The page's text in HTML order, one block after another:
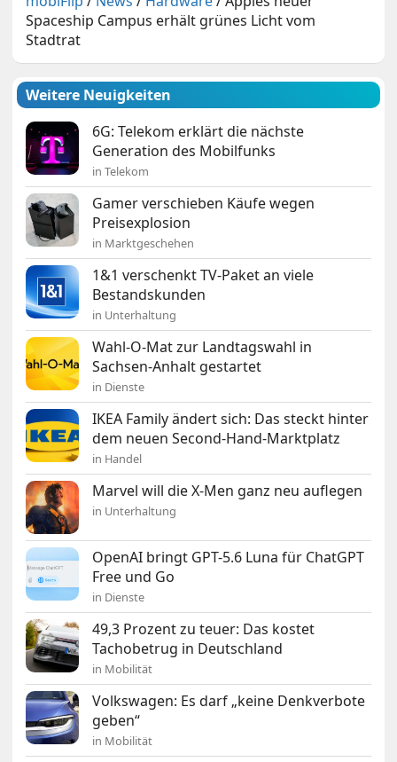
Spaceship Campus erhält grünes Licht vom
Stadtrat
Weitere Neuigkeiten
6G: Telekom erklärt die nächste
Generation des Mobilfunks
in Telekom
Gamer verschieben Käufe wegen
Preisexplosion
in Marktgeschehen
1&1 verschenkt TV-Paket an viele
Bestandskunden
in Unterhaltung
Wahl-O-Mat zur Landtagswahl in
Sachsen-Anhalt gestartet
in Dienste
IKEA Family ändert sich: Das steckt hinter
dem neuen Second-Hand-Marktplatz
in Handel
Marvel will die X-Men ganz neu auflegen
in Unterhaltung
OpenAI bringt GPT-5.6 Luna für ChatGPT
Free und Go
in Dienste
49,3 Prozent zu teuer: Das kostet
Tachobetrug in Deutschland
in Mobilität
Volkswagen: Es darf „keine Denkverbote
geben“
in Mobilität